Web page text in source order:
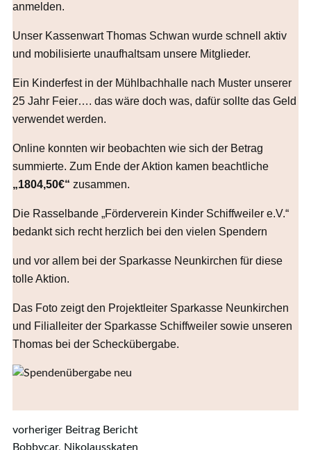
anmelden.
Unser Kassenwart Thomas Schwan wurde schnell aktiv
und mobilisierte unaufhaltsam unsere Mitglieder.
Ein Kinderfest in der Mühlbachhalle nach Muster unserer
25 Jahr Feier…. das wäre doch was, dafür sollte das Geld
verwendet werden.
Online konnten wir beobachten wie sich der Betrag
summierte. Zum Ende der Aktion kamen beachtliche
„1804,50€“ zusammen.
Die Rasselbande „Förderverein Kinder Schiffweiler e.V.“
bedankt sich recht herzlich bei den vielen Spendern
und vor allem bei der Sparkasse Neunkirchen für diese
tolle Aktion.
Das Foto zeigt den Projektleiter Sparkasse Neunkirchen
und Filialleiter der Sparkasse Schiffweiler sowie unseren
Thomas bei der Scheckübergabe.
Post
vorheriger Beitrag Bericht
Bobbycar, Nikolausskaten